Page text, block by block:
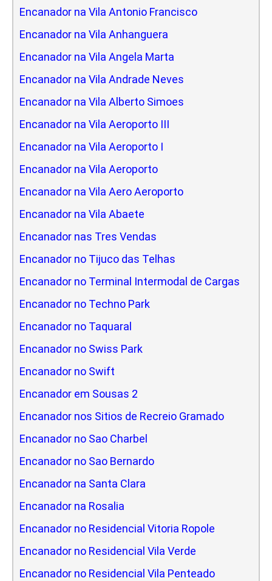
Encanador na Vila Antonio Francisco
Encanador na Vila Anhanguera
Encanador na Vila Angela Marta
Encanador na Vila Andrade Neves
Encanador na Vila Alberto Simoes
Encanador na Vila Aeroporto III
Encanador na Vila Aeroporto I
Encanador na Vila Aeroporto
Encanador na Vila Aero Aeroporto
Encanador na Vila Abaete
Encanador nas Tres Vendas
Encanador no Tijuco das Telhas
Encanador no Terminal Intermodal de Cargas
Encanador no Techno Park
Encanador no Taquaral
Encanador no Swiss Park
Encanador no Swift
Encanador em Sousas 2
Encanador nos Sitios de Recreio Gramado
Encanador no Sao Charbel
Encanador no Sao Bernardo
Encanador na Santa Clara
Encanador na Rosalia
Encanador no Residencial Vitoria Ropole
Encanador no Residencial Vila Verde
Encanador no Residencial Vila Penteado